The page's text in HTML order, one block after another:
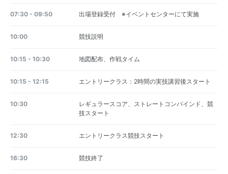
07:30 - 09:50 出場登録受付 ※イベントセンターにて実施
10:00 競技説明
10:15 - 10:30 地図配布、作戦タイム
10:15 - 12:15 エントリークラス：2時間の実技講習後スタート
10:30
レギュラースコア、ストレートコンバインド、競
技スタート
12:30 エントリークラス競技スタート
16:30 競技終了